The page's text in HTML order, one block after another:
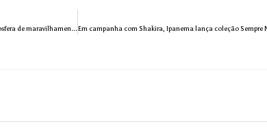
Campanha Primavera-Verão da Renner cria atmosfera de maravilhamento com tendências e conteúdos para todos os estilos